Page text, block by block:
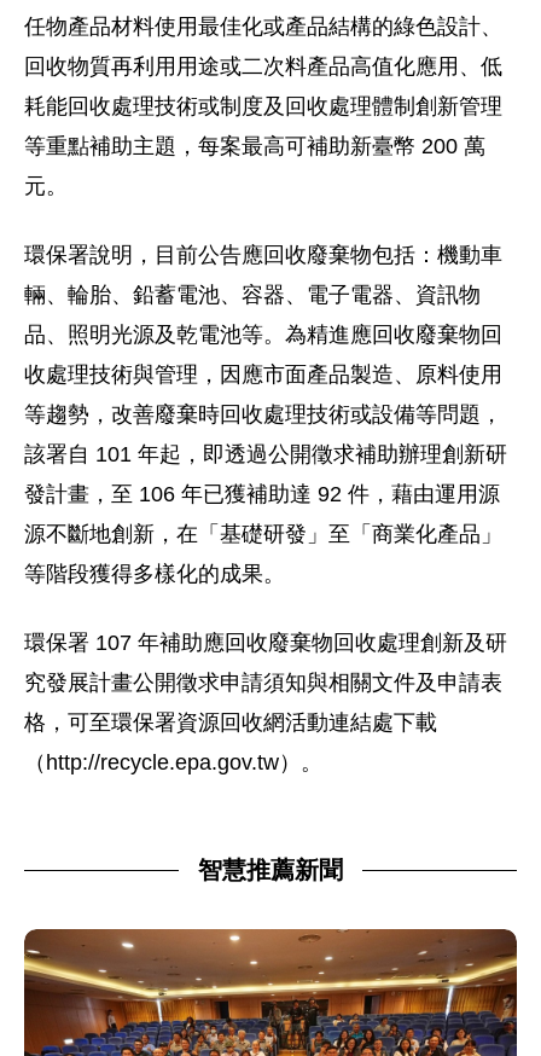
任物產品材料使用最佳化或產品結構的綠色設計、
回收物質再利用用途或二次料產品高值化應用、低
耗能回收處理技術或制度及回收處理體制創新管理
等重點補助主題，每案最高可補助新臺幣 200 萬
元。
環保署說明，目前公告應回收廢棄物包括：機動車
輛、輪胎、鉛蓄電池、容器、電子電器、資訊物
品、照明光源及乾電池等。為精進應回收廢棄物回
收處理技術與管理，因應市面產品製造、原料使用
等趨勢，改善廢棄時回收處理技術或設備等問題，
該署自 101 年起，即透過公開徵求補助辦理創新研
發計畫，至 106 年已獲補助達 92 件，藉由運用源
源不斷地創新，在「基礎研發」至「商業化產品」
等階段獲得多樣化的成果。
環保署 107 年補助應回收廢棄物回收處理創新及研
究發展計畫公開徵求申請須知與相關文件及申請表
格，可至環保署資源回收網活動連結處下載
（http://recycle.epa.gov.tw）。
智慧推薦新聞